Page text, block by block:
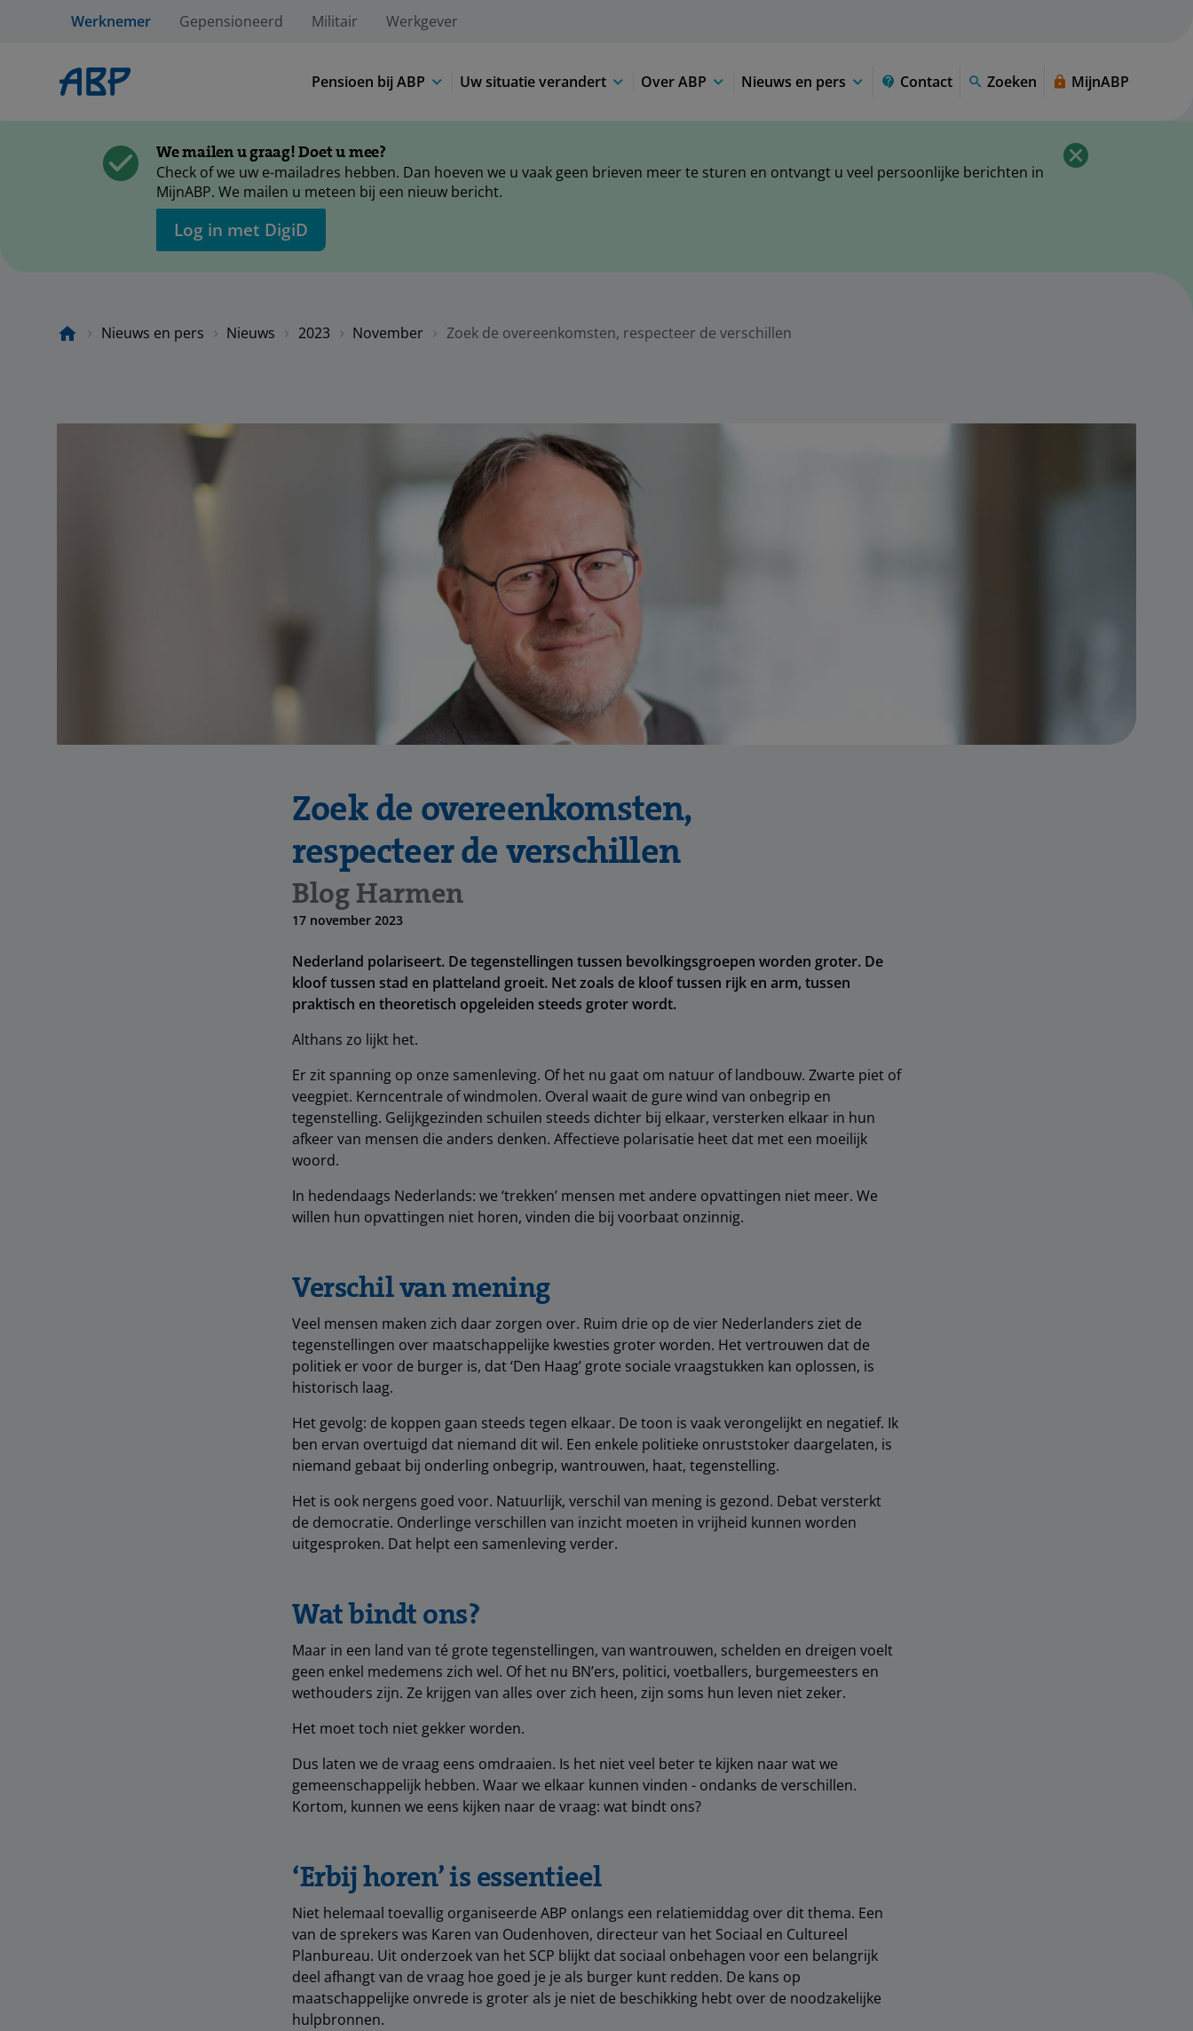
Werknemer Gepensioneerd Militair Werkgever
Pensioen bij ABP Uw situatie verandert Over ABP Nieuws en pers Contact Zoeken MijnABP
We mailen u graag! Doet u mee?
Check of we uw e-mailadres hebben. Dan hoeven we u vaak geen brieven meer te sturen en ontvangt u veel persoonlijke berichten in
MijnABP. We mailen u meteen bij een nieuw bericht.
Log in met DigiD
Nieuws en pers Nieuws 2023 November Zoek de overeenkomsten, respecteer de verschillen
Zoek de overeenkomsten,
respecteer de verschillen
Blog Harmen
17 november 2023
Nederland polariseert. De tegenstellingen tussen bevolkingsgroepen worden groter. De
kloof tussen stad en platteland groeit. Net zoals de kloof tussen rijk en arm, tussen
praktisch en theoretisch opgeleiden steeds groter wordt.
Althans zo lijkt het.
Er zit spanning op onze samenleving. Of het nu gaat om natuur of landbouw. Zwarte piet of
veegpiet. Kerncentrale of windmolen. Overal waait de gure wind van onbegrip en
tegenstelling. Gelijkgezinden schuilen steeds dichter bij elkaar, versterken elkaar in hun
afkeer van mensen die anders denken. Affectieve polarisatie heet dat met een moeilijk
woord.
In hedendaags Nederlands: we ‘trekken’ mensen met andere opvattingen niet meer. We
willen hun opvattingen niet horen, vinden die bij voorbaat onzinnig.
Verschil van mening
Veel mensen maken zich daar zorgen over. Ruim drie op de vier Nederlanders ziet de
tegenstellingen over maatschappelijke kwesties groter worden. Het vertrouwen dat de
politiek er voor de burger is, dat ‘Den Haag’ grote sociale vraagstukken kan oplossen, is
historisch laag.
Het gevolg: de koppen gaan steeds tegen elkaar. De toon is vaak verongelijkt en negatief. Ik
ben ervan overtuigd dat niemand dit wil. Een enkele politieke onruststoker daargelaten, is
niemand gebaat bij onderling onbegrip, wantrouwen, haat, tegenstelling.
Het is ook nergens goed voor. Natuurlijk, verschil van mening is gezond. Debat versterkt
de democratie. Onderlinge verschillen van inzicht moeten in vrijheid kunnen worden
uitgesproken. Dat helpt een samenleving verder.
Wat bindt ons?
Maar in een land van té grote tegenstellingen, van wantrouwen, schelden en dreigen voelt
geen enkel medemens zich wel. Of het nu BN’ers, politici, voetballers, burgemeesters en
wethouders zijn. Ze krijgen van alles over zich heen, zijn soms hun leven niet zeker.
Het moet toch niet gekker worden.
Dus laten we de vraag eens omdraaien. Is het niet veel beter te kijken naar wat we
gemeenschappelijk hebben. Waar we elkaar kunnen vinden - ondanks de verschillen.
Kortom, kunnen we eens kijken naar de vraag: wat bindt ons?
‘Erbij horen’ is essentieel
Niet helemaal toevallig organiseerde ABP onlangs een relatiemiddag over dit thema. Een
van de sprekers was Karen van Oudenhoven, directeur van het Sociaal en Cultureel
Planbureau. Uit onderzoek van het SCP blijkt dat sociaal onbehagen voor een belangrijk
deel afhangt van de vraag hoe goed je je als burger kunt redden. De kans op
maatschappelijke onvrede is groter als je niet de beschikking hebt over de noodzakelijke
hulpbronnen.